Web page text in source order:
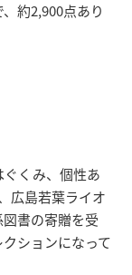
約2,900点あり
ぐくみ、個性あ
広島若葉ライオ
書の寄贈を受
ションになって